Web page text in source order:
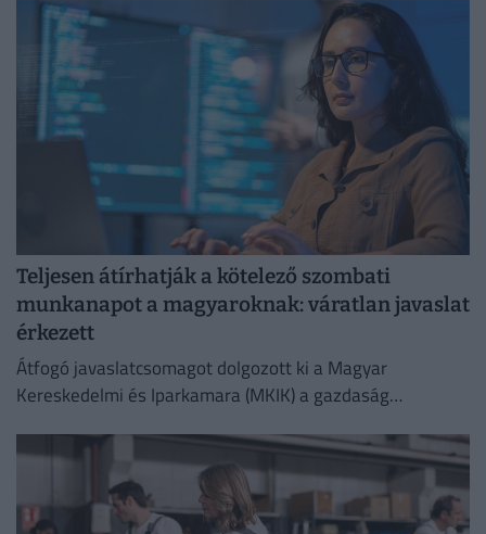
Teljesen átírhatják a kötelező szombati
munkanapot a magyaroknak: váratlan javaslat
érkezett
Átfogó javaslatcsomagot dolgozott ki a Magyar
Kereskedelmi és Iparkamara (MKIK) a gazdaság
kezelése érdekében.